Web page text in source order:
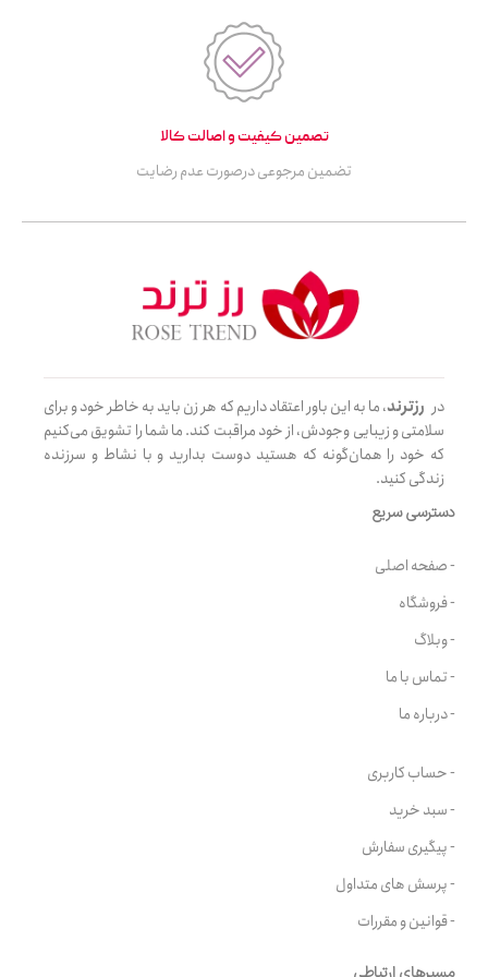
تصمین کیفیت و اصالت کالا
تضمین مرجوعی درصورت عدم رضایت
در رزترند، ما به این باور اعتقاد داریم که هر زن باید به خاطر خود و برای
سلامتی و زیبایی وجودش، از خود مراقبت کند. ما شما را تشویق می‌کنیم
که خود را همان‌گونه که هستید دوست بدارید و با نشاط و سرزنده
زندگی کنید.
دسترسی سریع
- صفحه اصلی
- فروشگاه
- وبلاگ
- تماس با ما
- درباره ما
- حساب کاربری
- سبد خرید
- پیگیری سفارش
- پرسش های متداول
- قوانین و مقررات